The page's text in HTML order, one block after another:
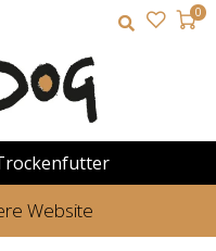
0
Website